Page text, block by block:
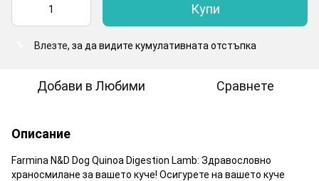
Купи
Влезте, за да видите кумулативната отстъпка
Добави в Любими Сравнете
Описание
Farmina N&D Dog Quinoa Digestion Lamb: Здравословно
храносмилане за вашето куче! Осигурете на вашето куче